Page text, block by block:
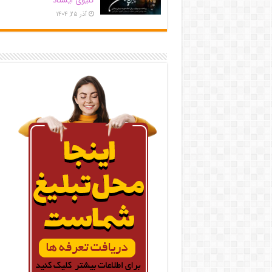
آذر ۲۵, ۱۴۰۴